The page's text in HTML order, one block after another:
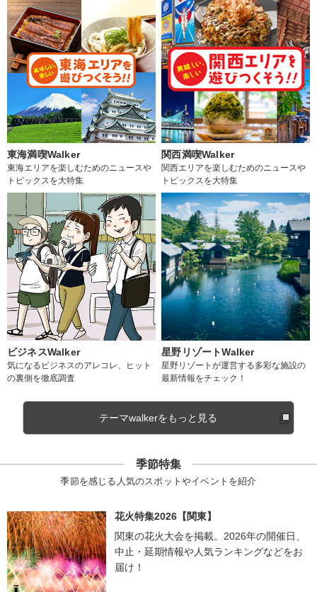
東海満喫Walker
東海エリアを楽しむためのニュースや
トピックスを大特集
関西満喫Walker
関西エリアを楽しむためのニュースや
トピックスを大特集
ビジネスWalker
気になるビジネスのアレコレ、ヒット
の裏側を徹底調査
星野リゾートWalker
星野リゾートが運営する多彩な施設の
最新情報をチェック！
テーマwalkerをもっと見る
季節特集
季節を感じる人気のスポットやイベントを紹介
花火特集2026【関東】
関東の花火大会を掲載。2026年の開催日、
中止・延期情報や人気ランキングなどをお
届け！